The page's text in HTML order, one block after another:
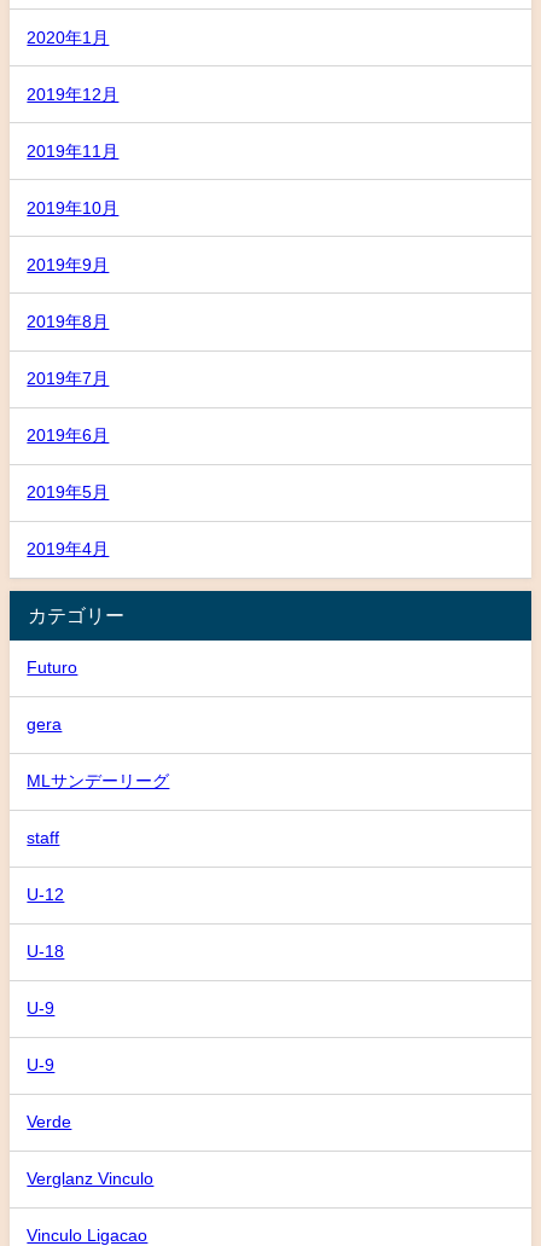
2020年1月
2019年12月
2019年11月
2019年10月
2019年9月
2019年8月
2019年7月
2019年6月
2019年5月
2019年4月
カテゴリー
Futuro
gera
MLサンデーリーグ
staff
U-12
U-18
U-9
U-9
Verde
Verglanz Vinculo
Vinculo Ligacao